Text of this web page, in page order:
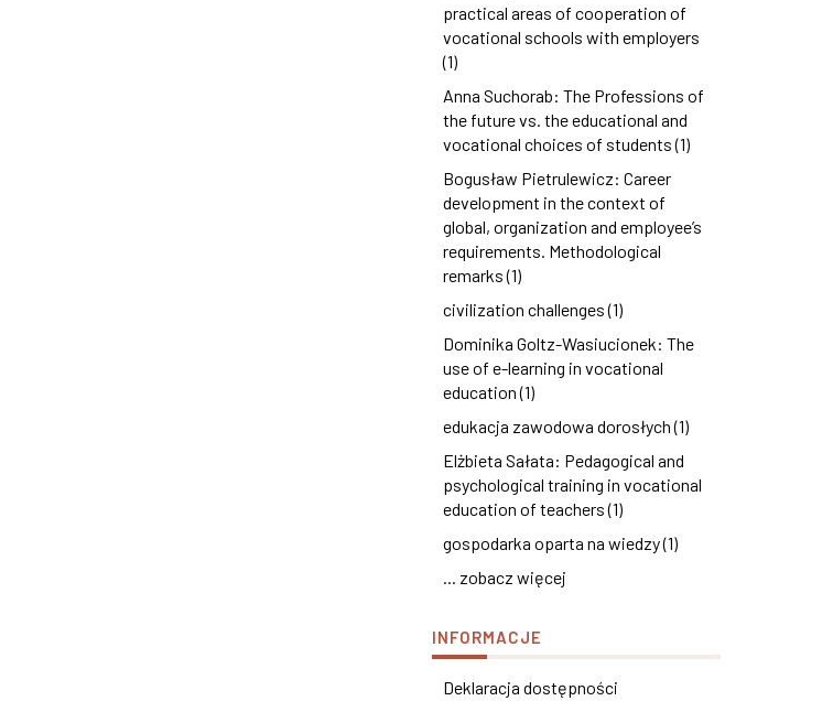
practical areas of cooperation of
vocational schools with employers
(1)
Anna Suchorab: The Professions of
the future vs. the educational and
vocational choices of students (1)
Bogusław Pietrulewicz: Career
development in the context of
global, organization and employee’s
requirements. Methodological
remarks (1)
civilization challenges (1)
Dominika Goltz-Wasiucionek: The
use of e-learning in vocational
education (1)
edukacja zawodowa dorosłych (1)
Elżbieta Sałata: Pedagogical and
psychological training in vocational
education of teachers (1)
gospodarka oparta na wiedzy (1)
... zobacz więcej
INFORMACJE
Deklaracja dostępności